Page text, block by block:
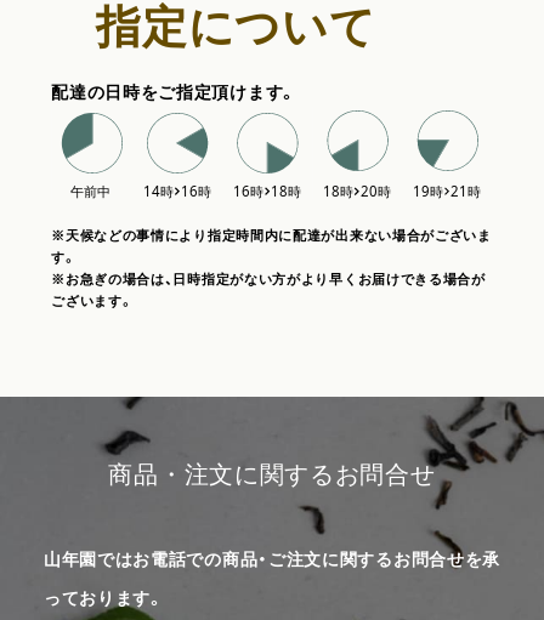
指定について
配達の日時をご指定頂けます。
※天候などの事情により指定時間内に配達が出来ない場合がございま
す。
※お急ぎの場合は、日時指定がない方がより早くお届けできる場合が
ございます。
商品・注文に関するお問合せ
山年園ではお電話での商品・ご注文に関するお問合せを承
っております。